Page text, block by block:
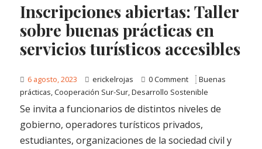
Inscripciones abiertas: Taller
sobre buenas prácticas en
servicios turísticos accesibles
6 agosto, 2023 erickelrojas 0 Comment
Buenas
prácticas, Cooperación Sur-Sur,Desarrollo Sostenible
Se invita a funcionarios de distintos niveles de
gobierno, operadores turísticos privados,
estudiantes, organizaciones de la sociedad civil y